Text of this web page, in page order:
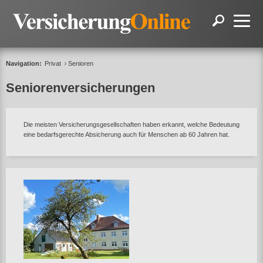
Navigation: Privat Senioren
Seniorenversicherungen
Die meisten Versicherungsgesellschaften haben erkannt, welche Bedeutung
eine bedarfsgerechte Absicherung auch für Menschen ab 60 Jahren hat.